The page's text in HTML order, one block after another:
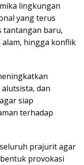
lingkungan
yang terus
tantangan baru,
alam, hingga konflik
dan
siap
terhadap
prajurit agar
provokasi